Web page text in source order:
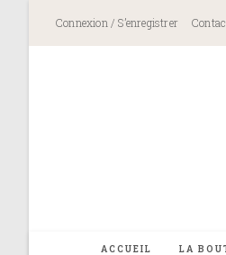
Connexion / S’enregistrer
ACCUEIL LA